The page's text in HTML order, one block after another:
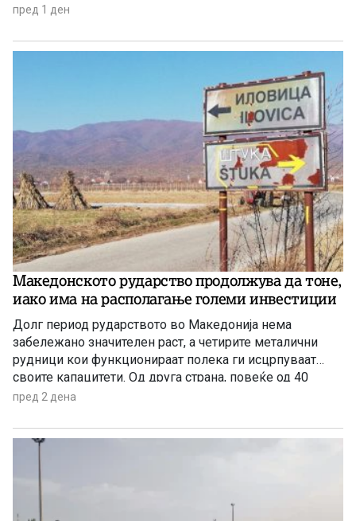
јадења. Префрлен е и центарот за логистика, односно
пред 1 ден
Македонското рударство продолжува да тоне,
иако има на располагање големи инвестиции
Долг период рударството во Македонија нема
забележано значителен раст, а четирите металични
рудници кои функционираат полека ги исцрпуваат
своите капацитети. Од друга страна, повеќе од 40
години се нема реализирано ниту една голема
единствена сериозна најава има за проектот за рудник
за бакар во Иловица.
пред 2 дена